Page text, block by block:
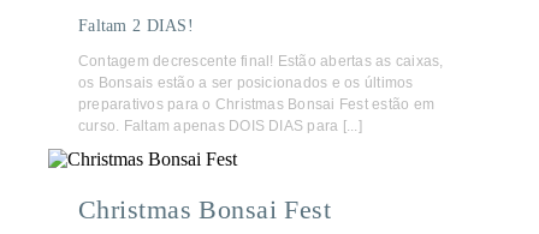
Faltam 2 DIAS!
Contagem decrescente final! Estão abertas as caixas,
os Bonsais estão a ser posicionados e os últimos
preparativos para o Christmas Bonsai Fest estão em
curso. Faltam apenas DOIS DIAS para [...]
Christmas Bonsai Fest